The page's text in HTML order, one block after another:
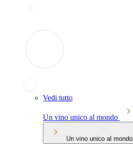
Vedi tutto
Un vino unico al mondo
Un vino unico al mondo